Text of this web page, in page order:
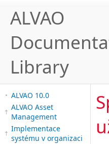
ALVAO
Library
ALVAO 10.0
ALVAO Asset
Management
Implementace
systému v organizaci